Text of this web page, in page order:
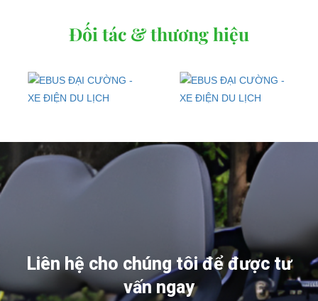
Đối tác & thương hiệu
Liên hệ cho chúng tôi để được tư
vấn ngay